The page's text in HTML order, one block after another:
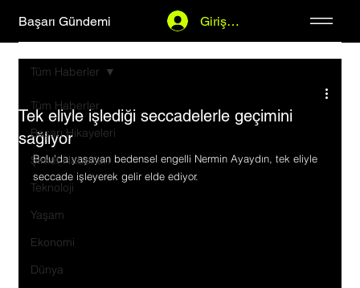
Başarı Gündemi Giriş Yap
Tüm Haberler
Başarı Hikayeleri
Şirket Haberleri
Teknoloji
Yaşam
Ekonomi
Dünya
Tüm Haberler
Tek eliyle işlediği seccadelerle geçimini
sağlıyor
Bolu'da yaşayan bedensel engelli Nermin Ayaydın, tek eliyle
seccade işleyerek gelir elde ediyor.